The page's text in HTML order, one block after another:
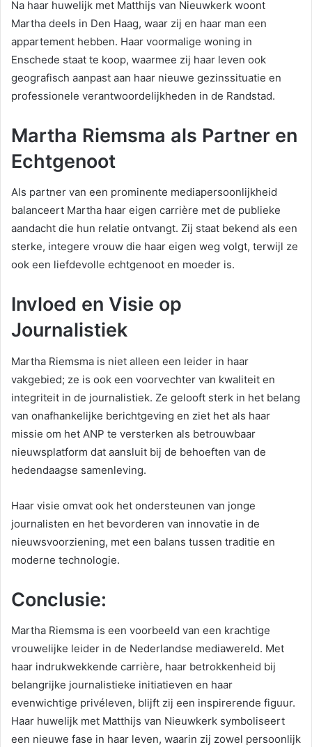
Na haar huwelijk met Matthijs van Nieuwkerk woont
Martha deels in Den Haag, waar zij en haar man een
appartement hebben. Haar voormalige woning in
Enschede staat te koop, waarmee zij haar leven ook
geografisch aanpast aan haar nieuwe gezinssituatie en
professionele verantwoordelijkheden in de Randstad.
Martha Riemsma als Partner en
Echtgenoot
Als partner van een prominente mediapersoonlijkheid
balanceert Martha haar eigen carrière met de publieke
aandacht die hun relatie ontvangt. Zij staat bekend als een
sterke, integere vrouw die haar eigen weg volgt, terwijl ze
ook een liefdevolle echtgenoot en moeder is.
Invloed en Visie op
Journalistiek
Martha Riemsma is niet alleen een leider in haar
vakgebied; ze is ook een voorvechter van kwaliteit en
integriteit in de journalistiek. Ze gelooft sterk in het belang
van onafhankelijke berichtgeving en ziet het als haar
missie om het ANP te versterken als betrouwbaar
nieuwsplatform dat aansluit bij de behoeften van de
hedendaagse samenleving.
Haar visie omvat ook het ondersteunen van jonge
journalisten en het bevorderen van innovatie in de
nieuwsvoorziening, met een balans tussen traditie en
moderne technologie.
Conclusie:
Martha Riemsma is een voorbeeld van een krachtige
vrouwelijke leider in de Nederlandse mediawereld. Met
haar indrukwekkende carrière, haar betrokkenheid bij
belangrijke journalistieke initiatieven en haar
evenwichtige privéleven, blijft zij een inspirerende figuur.
Haar huwelijk met Matthijs van Nieuwkerk symboliseert
een nieuwe fase in haar leven, waarin zij zowel persoonlijk